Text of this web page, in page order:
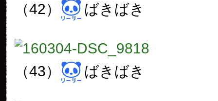
（42） ばきばき
（43） ばきばき